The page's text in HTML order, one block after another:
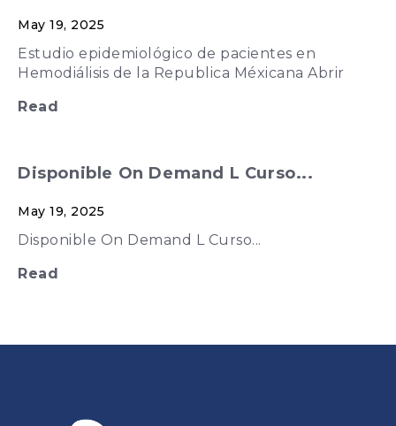
May 19, 2025
Estudio epidemiológico de pacientes en
Hemodiálisis de la Republica Méxicana Abrir
Read
Disponible On Demand L Curso...
May 19, 2025
Disponible On Demand L Curso...
Read